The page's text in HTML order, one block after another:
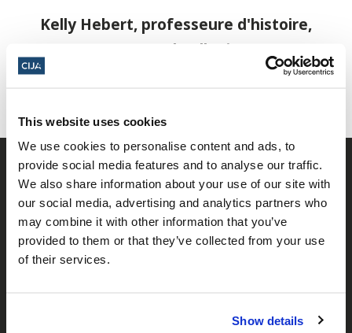
This website uses cookies
We use cookies to personalise content and ads, to
provide social media features and to analyse our traffic.
We also share information about your use of our site with
our social media, advertising and analytics partners who
may combine it with other information that you’ve
provided to them or that they’ve collected from your use
of their services.
Show details
Kelly Hebert, professeure d'histoire,
Westwood Collegiate